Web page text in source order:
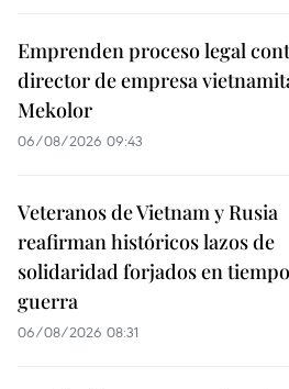
Emprenden proceso legal
director de empresa
Mekolor
06/08/2026 09:43
Veteranos de Vietnam y Rusia
reafirman históricos lazos de
solidaridad forjados en
guerra
06/08/2026 08:31